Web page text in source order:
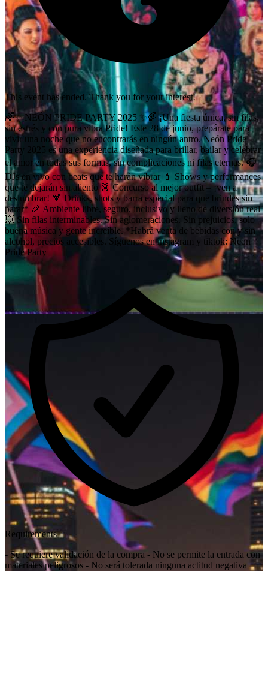
This event has ended. Thank you for your interest!
🌈✨ NEÓN PRIDE PARTY 2025 ✨🌈 ¡Una fiesta única, sin filas,
sin estrés y con pura vibra Pride! Este 28 de junio, prepárate para
vivir una noche que no encontrarás en ningún antro. Neón Pride
Party 2025 es una experiencia diseñada para brillar, bailar y celebrar
el amor en todas sus formas, sin complicaciones ni filas eternas. 🎧
DJs en vivo con beats que te harán vibrar 💄 Shows y performances
que te dejarán sin aliento 👗 Concurso al mejor outfit – ¡ven a
deslumbrar! 🍹 Drinks, shots y barra especial para que brindes sin
parar* 🎉 Ambiente libre, seguro, inclusivo y lleno de diversión real
💥 Sin filas interminables. Sin aglomeraciones. Sin prejuicios, solo
buena música y gente increíble. *Habrá venta de bebidas con y sin
alcohol, precios accesibles. Síguenos en instagram y tiktok: Neon
Pride Party
Requirements
- Se requiere validación de la compra - No se permite la entrada con
materiales peligrosos - No será tolerada ninguna actitud negativa